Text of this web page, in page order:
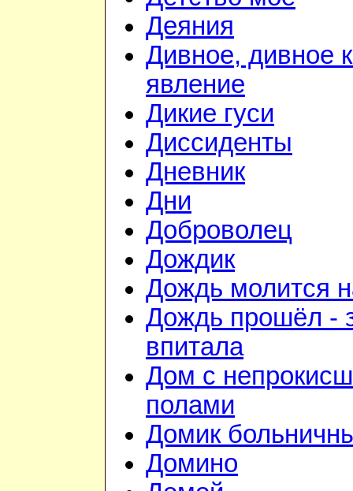
Деяния
Дивное, дивное
явление
Дикие гуси
Диссиденты
Дневник
Дни
Доброволец
Дождик
Дождь молится
Дождь прошёл -
впитала
Дом с
полами
Домик
Домино